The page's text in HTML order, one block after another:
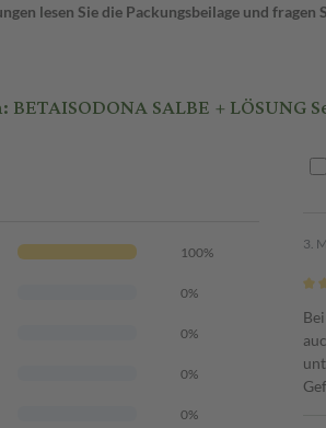
lesen Sie die Packungsbeilage und
SALBE + LÖSUNG
100%
0%
0%
0%
0%
3.